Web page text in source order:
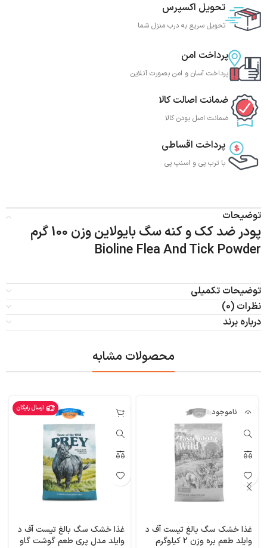
تحویل اکسپرس
تحویل سریع به درب منزل شما
پرداخت امن
پرداخت آسان و امن بصورت آنلاین
ضمانت اصالت کالا
ضمانت اصل بودن کالا
پرداخت اقساطی
با ترب‌ پی و اسنپ پی
توضیحات
پودر ضد کک و کنه سگ بایولاین وزن 100 گرم
Bioline Flea And Tick Powder
توضیحات تکمیلی
نظرات (0)
درباره برند
محصولات مشابه
ناموجود
غذا خشک سگ بالغ تیست آف د
وایلد طعم بره وزن 2 کیلوگرم
ارسال رایگان
غذا خشک سگ بالغ تیست آف د
وایلد مدل پری طعم گوشت گاو